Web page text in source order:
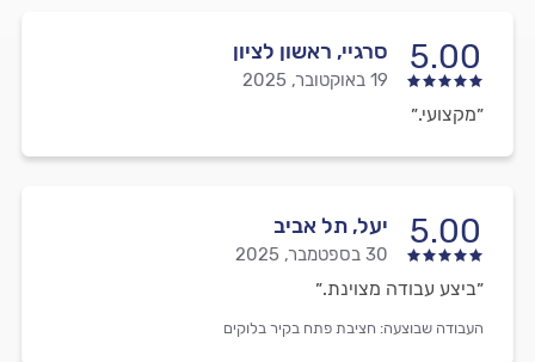
5.00 סרגיי, ראשון לציון
19 באוקטובר, 2025
״מקצועי.״
5.00 יעל, תל אביב
30 בספטמבר, 2025
״ביצע עבודה מצוינת.״
העבודה שבוצעה: חציבת פתח בקיר בלוקים